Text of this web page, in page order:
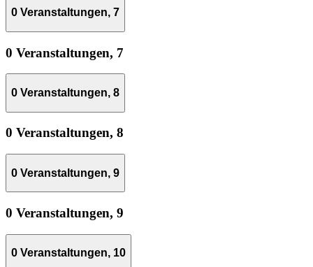
0 Veranstaltungen, 7
0 Veranstaltungen, 7
0 Veranstaltungen, 8
0 Veranstaltungen, 8
0 Veranstaltungen, 9
0 Veranstaltungen, 9
0 Veranstaltungen, 10